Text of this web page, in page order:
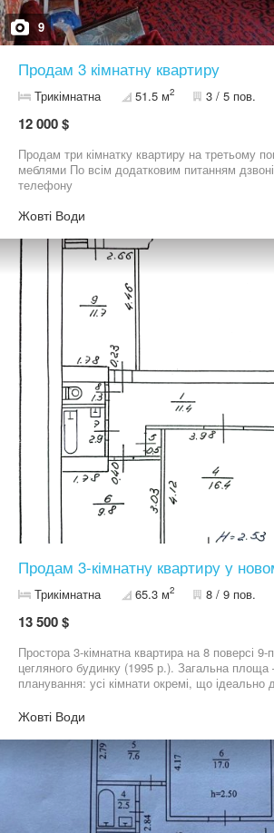
9
Продам 3 кімнатну квартиру
Трикімнатна 51.5 м2 3 / 5 пов.
12 000 $
Продам три кімнатку квартиру на третьому
меблями По всім додатковим питанням
телефону
Жовті Води
Продам 3-кімнатну квартиру у
Трикімнатна 65.3 м2 8 / 9 пов.
13 500 $
Простора 3-кімнатна квартира на 8 поверсі 9-
цегляного будинку (1995 р.). Загальна
планування: усі кімнати окремі, що ідеально
Чистий під’їзд, справний ліфт Встановлені
газ, світло, є тепловий лічильник на будинок
поруч супермаркети, школа, дитячий садок,
парк та зупинки транспорту — усе необхідне
Квартира під ремонт — чудова можливість
повністю під свій смак без переплат за чужий
і прописаних, документи в порядку —
Ціна: 13 500 у.о., реальному покупцю
Жовті Води